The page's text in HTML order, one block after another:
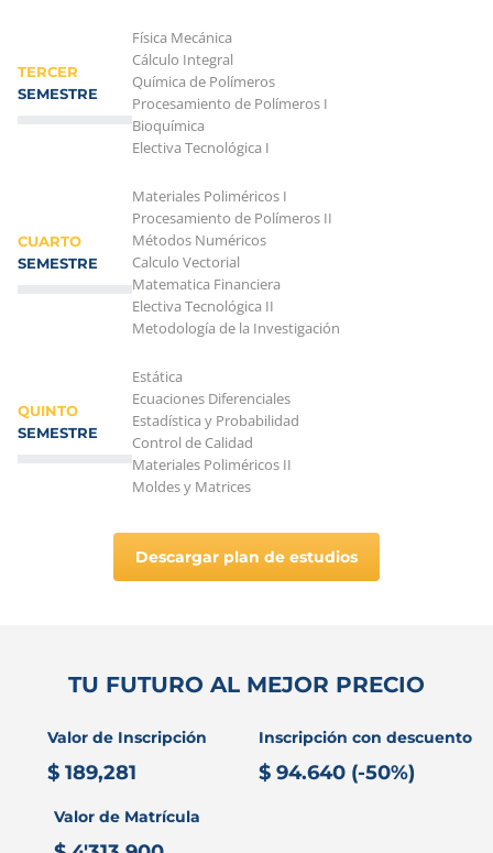
TERCER
SEMESTRE
Física Mecánica
Cálculo Integral
Química de Polímeros
Procesamiento de Polímeros I
Bioquímica
Electiva Tecnológica I
CUARTO
SEMESTRE
Materiales Poliméricos I
Procesamiento de Polímeros II
Métodos Numéricos
Calculo Vectorial
Matematica Financiera
Electiva Tecnológica II
Metodología de la Investigación
QUINTO
SEMESTRE
Estática
Ecuaciones Diferenciales
Estadística y Probabilidad
Control de Calidad
Materiales Poliméricos II
Moldes y Matrices
Descargar plan de estudios
TU FUTURO AL MEJOR PRECIO
Valor de Inscripción
$ 189,281
Inscripción con descuento
$ 94.640 (-50%)
Valor de Matrícula